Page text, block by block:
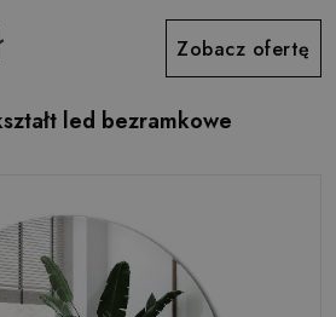
Zobacz ofertę
led bezramkowe